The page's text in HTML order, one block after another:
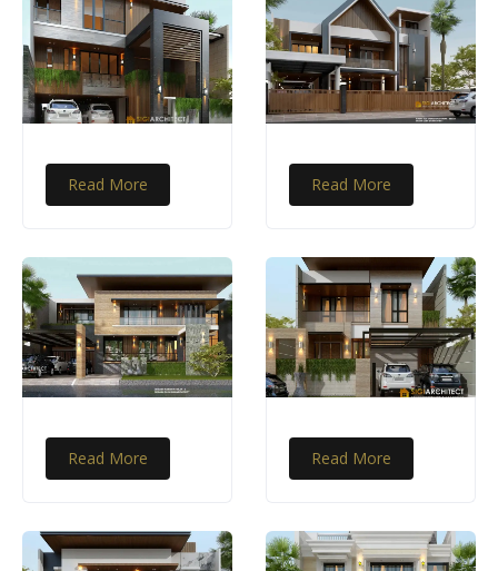
Read More Read More
Read More Read More